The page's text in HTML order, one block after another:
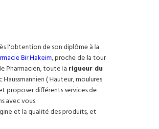
l'obtention de son diplôme à la
Bir Hakeim, proche de la tour
Pharmacien, toute la rigueur du
( Hauteur, moulures
proposer différents services de
avec vous.
et la qualité des produits, et